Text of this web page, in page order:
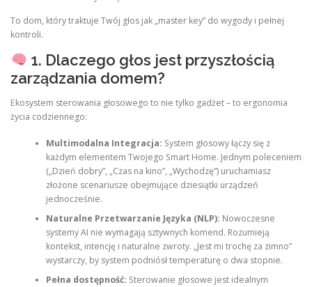
To dom, który traktuje Twój głos jak „master key” do wygody i pełnej
kontroli.
1. Dlaczego głos jest przyszłością
zarządzania domem?
Ekosystem sterowania głosowego to nie tylko gadżet – to ergonomia
życia codziennego:
Multimodalna Integracja: System głosowy łączy się z
każdym elementem Twojego Smart Home. Jednym poleceniem
(„Dzień dobry”, „Czas na kino”, „Wychodzę”) uruchamiasz
złożone scenariusze obejmujące dziesiątki urządzeń
jednocześnie.
Naturalne Przetwarzanie Języka (NLP): Nowoczesne
systemy AI nie wymagają sztywnych komend. Rozumieją
kontekst, intencję i naturalne zwroty. „Jest mi trochę za zimno”
wystarczy, by system podniósł temperaturę o dwa stopnie.
Pełna dostępność: Sterowanie głosowe jest idealnym